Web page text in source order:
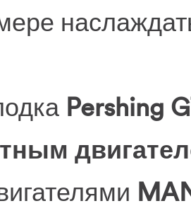
Pershing